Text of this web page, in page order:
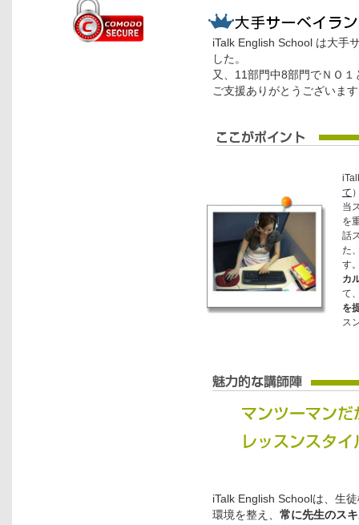
iTalk English School は大手
した。
又、11部門中8部門でＮＯ
ご支援ありがとうございま
て
当
を
話
た
す
カ
て
を
ス
iTalk English Schoolは、生
環境を整え、 常に先生のス